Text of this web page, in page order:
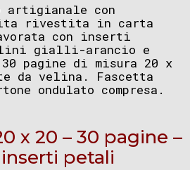
artigianale con
rivestita in carta
con inserti
gialli-arancio e
pagine di misura 20 x
da velina. Fascetta
ondulato compresa.
x 20 – 30 pagine –
petali